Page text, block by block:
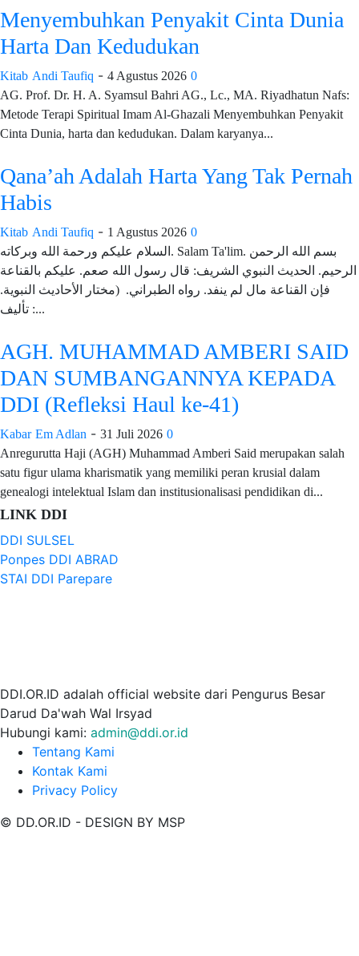
Menyembuhkan Penyakit Cinta Dunia
Harta Dan Kedudukan
Kitab Andi Taufiq - 4 Agustus 2026 0
AG. Prof. Dr. H. A. Syamsul Bahri AG., Lc., MA. Riyadhatun Nafs:
Metode Terapi Spiritual Imam Al-Ghazali Menyembuhkan Penyakit
Cinta Dunia, harta dan kedudukan. Dalam karyanya...
Qana’ah Adalah Harta Yang Tak Pernah
Habis
Kitab Andi Taufiq - 1 Agustus 2026 0
السلام عليكم ورحمة الله وبركاته. Salam Ta'lim. بسم الله الرحمن
الرحيم. الحديث النبوي الشريف: قال رسول الله صعم. عليكم بالقناعة
فإن القناعة مال لم ينفد. رواه الطبراني. (مختار الأحاديث النبوية.
تأليف :...
AGH. MUHAMMAD AMBERI SAID
DAN SUMBANGANNYA KEPADA
DDI (Refleksi Haul ke-41)
Kabar Em Adlan - 31 Juli 2026 0
Anregurutta Haji (AGH) Muhammad Amberi Said merupakan salah
satu figur ulama kharismatik yang memiliki peran krusial dalam
genealogi intelektual Islam dan institusionalisasi pendidikan di...
LINK DDI
DDI SULSEL
Ponpes DDI ABRAD
STAI DDI Parepare
DDI.OR.ID adalah official website dari Pengurus Besar
Darud Da'wah Wal Irsyad
Hubungi kami: admin@ddi.or.id
Tentang Kami
Kontak Kami
Privacy Policy
© DD.OR.ID - DESIGN BY MSP